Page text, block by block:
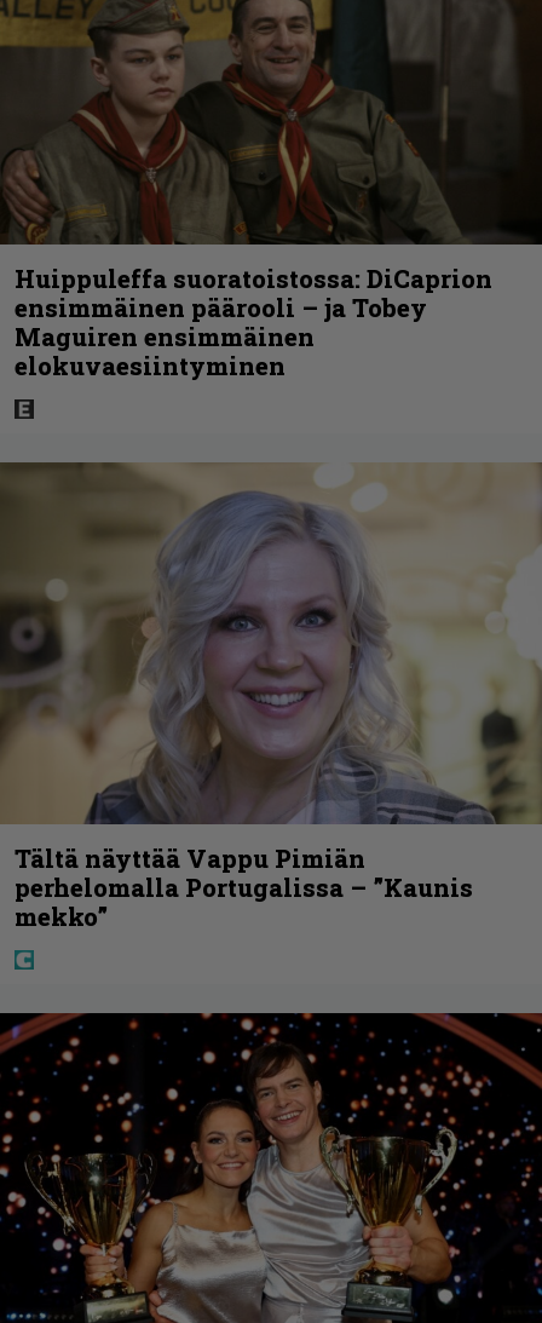
Huippuleffa suoratoistossa: DiCaprion
ensimmäinen päärooli – ja Tobey
Maguiren ensimmäinen
elokuvaesiintyminen
Tältä näyttää Vappu Pimiän
perhelomalla Portugalissa – ”Kaunis
mekko”